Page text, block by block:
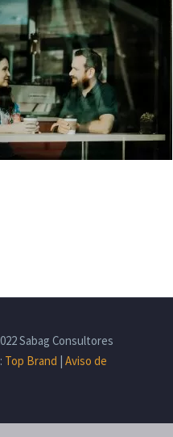
Sabag Consultores
Top Brand Aviso de